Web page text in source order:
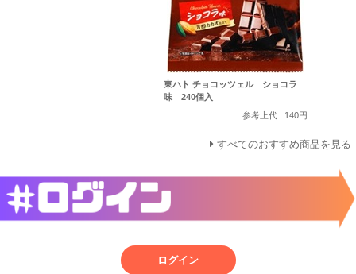
東ハト チョコッツェル ショコラ
味 240個入
参考上代
140円
すべてのおすすめ商品を見る
ログイン